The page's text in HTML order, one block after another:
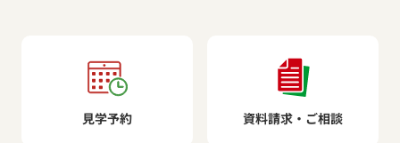
見学予約 資料請求・ご相談